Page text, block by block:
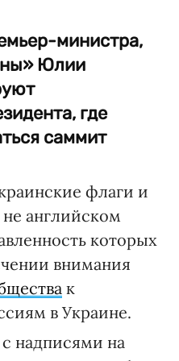
министра,
Юлии
где
саммит
флаги и
английском
которых
внимания
к
в Украине.
надписями на